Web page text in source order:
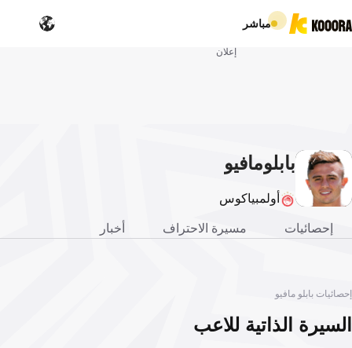
مباشر
إعلان
بابلومافيو
أولمبياكوس
إحصائيات مسيرة الاحتراف أخبار
إحصائيات بابلو مافيو
السيرة الذاتية للاعب